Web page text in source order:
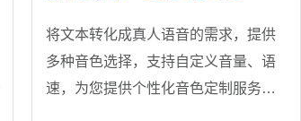
将文本转化成真人语音的需求，提供
多种音色选择，支持自定义音量、语
速，为您提供个性化音色定制服务，